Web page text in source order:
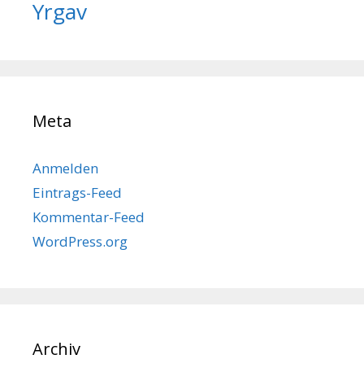
Yrgav
Meta
Anmelden
Eintrags-Feed
Kommentar-Feed
WordPress.org
Archiv